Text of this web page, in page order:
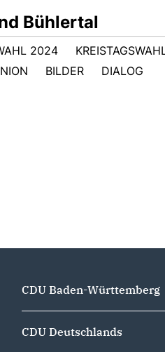
Bühlertal
2024
BILDER DIALOG
CDU Baden-Württemberg
CDU Deutschlands